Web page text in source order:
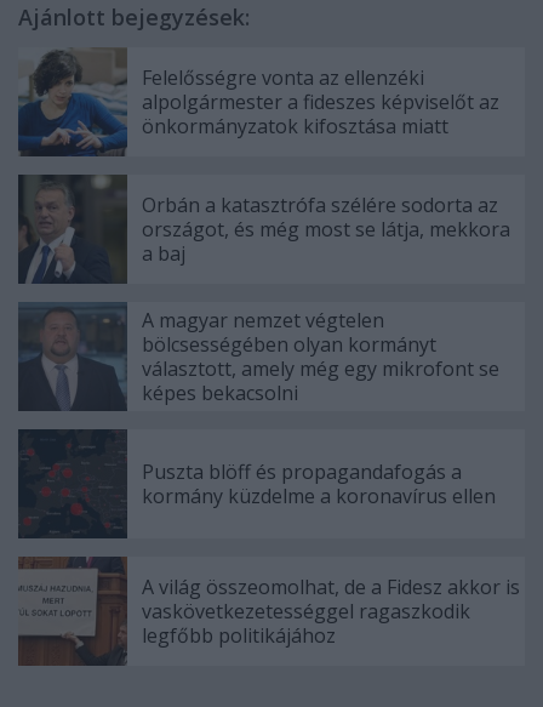
Ajánlott bejegyzések:
Felelősségre vonta az ellenzéki
alpolgármester a fideszes képviselőt az
önkormányzatok kifosztása miatt
Orbán a katasztrófa szélére sodorta az
országot, és még most se látja, mekkora
a baj
A magyar nemzet végtelen
bölcsességében olyan kormányt
választott, amely még egy mikrofont se
képes bekacsolni
Puszta blöff és propagandafogás a
kormány küzdelme a koronavírus ellen
A világ összeomolhat, de a Fidesz akkor is
vaskövetkezetességgel ragaszkodik
legfőbb politikájához